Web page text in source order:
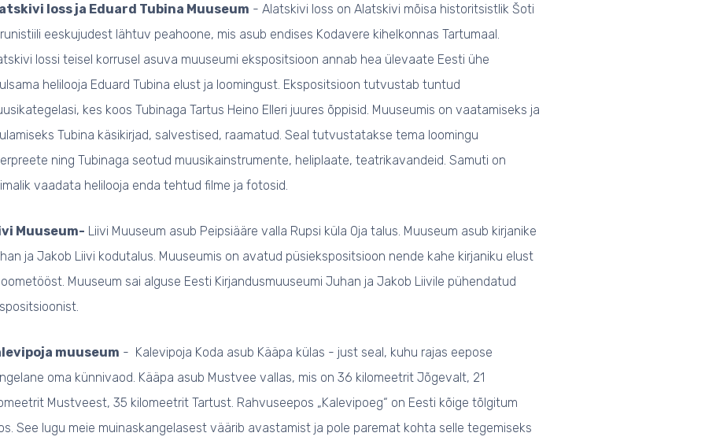
loss ja Eduard Tubina Muuseum - Alatskivi loss on Alatskivi mõisa historitsistlik Šoti
eeskujudest lähtuv peahoone, mis asub endises Kodavere kihelkonnas Tartumaal.
lossi teisel korrusel asuva muuseumi ekspositsioon annab hea ülevaate Eesti ühe
helilooja Eduard Tubina elust ja loomingust. Ekspositsioon tutvustab tuntud
kes koos Tubinaga Tartus Heino Elleri juures õppisid. Muuseumis on vaatamiseks ja
Tubina käsikirjad, salvestised, raamatud. Seal tutvustatakse tema loomingu
ning Tubinaga seotud muusikainstrumente, heliplaate, teatrikavandeid. Samuti on
vaadata helilooja enda tehtud filme ja fotosid.
Muuseum- Liivi Muuseum asub Peipsiääre valla Rupsi küla Oja talus. Muuseum asub kirjanike
ja Jakob Liivi kodutalus. Muuseumis on avatud püsiekspositsioon nende kahe kirjaniku elust
Muuseum sai alguse Eesti Kirjandusmuuseumi Juhan ja Jakob Liivile pühendatud
muuseum - Kalevipoja Koda asub Kääpa külas - just seal, kuhu rajas eepose
oma künnivaod. Kääpa asub Mustvee vallas, mis on 36 kilomeetrit Jõgevalt, 21
Mustveest, 35 kilomeetrit Tartust. Rahvuseepos „Kalevipoeg“ on Eesti kõige tõlgitum
See lugu meie muinaskangelasest väärib avastamist ja pole paremat kohta selle tegemiseks